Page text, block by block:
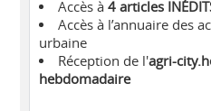
Accès à 4 articles
Accès à l’annuaire des
urbaine
Réception de l'agri-
hebdomadaire